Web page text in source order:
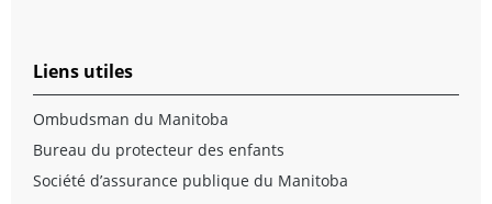
Liens utiles
Ombudsman du Manitoba
Bureau du protecteur des enfants
Société d’assurance publique du Manitoba